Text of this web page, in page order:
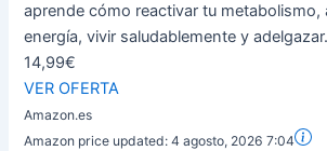
aprende cómo reactivar tu metabolismo,
energía, vivir saludablemente y
14,99€
VER OFERTA
Amazon.es
Amazon price updated:4 agosto, 2026 7:04